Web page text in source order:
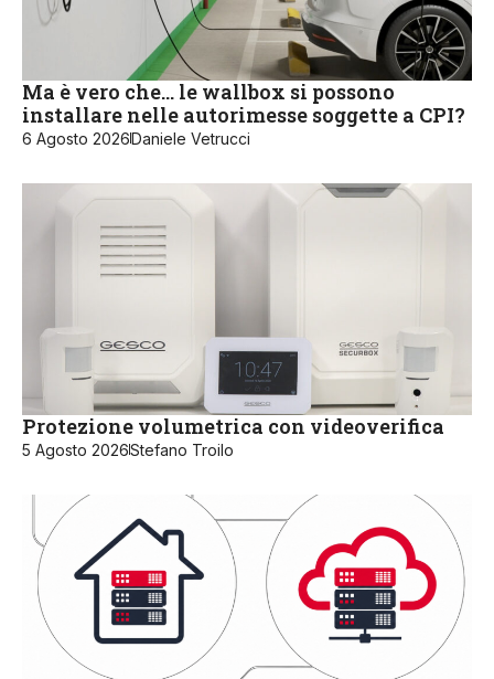
Ma è vero che… le wallbox si possono
installare nelle autorimesse soggette a CPI?
6 Agosto 2026Daniele Vetrucci
Protezione volumetrica con videoverifica
5 Agosto 2026Stefano Troilo